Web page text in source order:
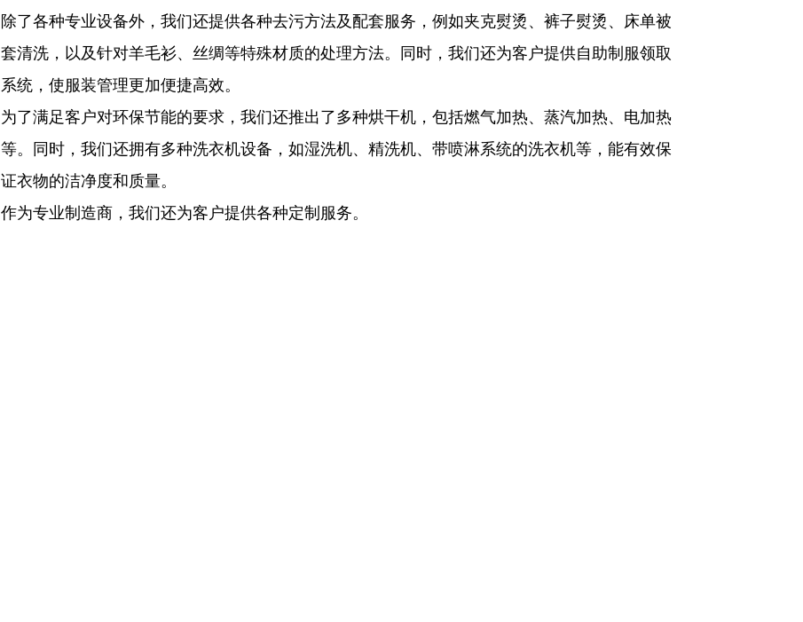
除了各种专业设备外，我们还提供各种去污方法及配套服务，例如夹克熨烫、裤子熨烫、床单被
套清洗，以及针对羊毛衫、丝绸等特殊材质的处理方法。同时，我们还为客户提供自助制服领取
系统，使服装管理更加便捷高效。
为了满足客户对环保节能的要求，我们还推出了多种烘干机，包括燃气加热、蒸汽加热、电加热
等。同时，我们还拥有多种洗衣机设备，如湿洗机、精洗机、带喷淋系统的洗衣机等，能有效保
证衣物的洁净度和质量。
作为专业制造商，我们还为客户提供各种定制服务。